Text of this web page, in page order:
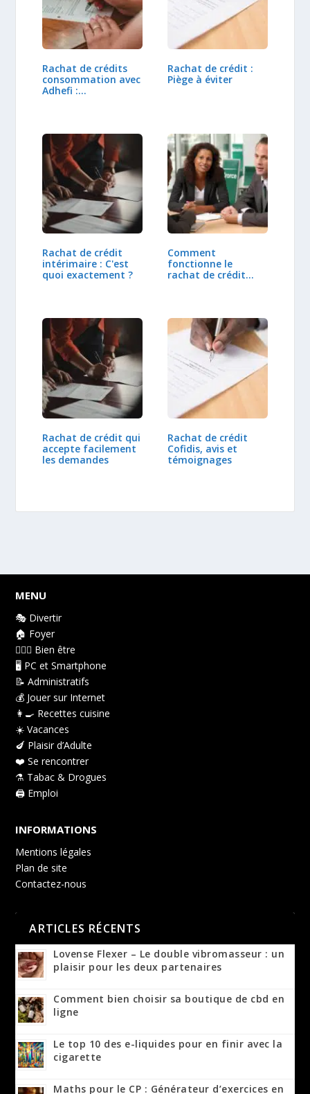
Rachat de crédits
consommation avec
Adhefi :…
Rachat de crédit :
Piège à éviter
Rachat de crédit
intérimaire : C'est
quoi exactement ?
Comment
fonctionne le
rachat de crédit
Rachat de crédit qui
accepte facilement
les demandes
Rachat de crédit
Cofidis, avis et
témoignages
MENU
🎭 Divertir
🏠 Foyer
👩🏻‍⚕️ Bien être
🖥️ PC et Smartphone
📝 Administratifs
💰 Jouer sur Internet
👩‍🍳 Recettes cuisine
☀️ Vacances
🍆 Plaisir d’Adulte
❤️ Se rencontrer
⚗️ Tabac & Drogues
🖨️ Emploi
INFORMATIONS
Mentions légales
Plan de site
Contactez-nous
ARTICLES RÉCENTS
Lovense Flexer – Le double vibromasseur : un
plaisir pour les deux partenaires
Comment bien choisir sa boutique de cbd en
ligne
Le top 10 des e-liquides pour en finir avec la
cigarette
Maths pour le CP : Générateur d’exercices en